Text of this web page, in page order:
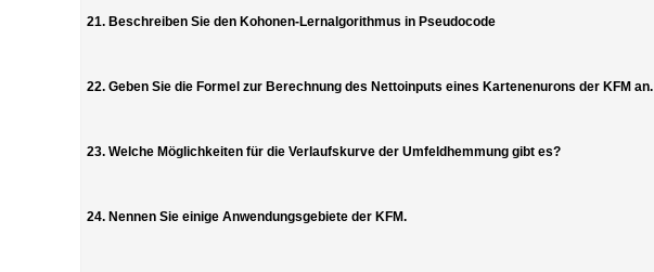
21. Beschreiben Sie den Kohonen-Lernalgorithmus in Pseudocode
22. Geben Sie die Formel zur Berechnung des Nettoinputs eines Kartenenurons der KFM an.
23. Welche Möglichkeiten für die Verlaufskurve der Umfeldhemmung gibt es?
24. Nennen Sie einige Anwendungsgebiete der KFM.